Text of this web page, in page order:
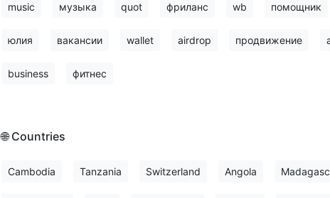
music музыка quot фриланс wb помощник
юлия вакансии wallet airdrop продвижение
business фитнес
🌐 Countries
Cambodia Tanzania Switzerland Angola